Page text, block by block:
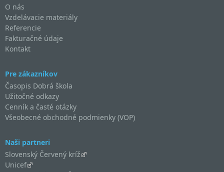
O nás
Vzdelávacie materiály
Referencie
Fakturačné údaje
Kontakt
Pre zákazníkov
Časopis Dobrá škola
Užitočné odkazy
Cenník a časté otázky
Všeobecné obchodné podmienky (VOP)
Naši partneri
Slovenský Červený kríž
Unicef